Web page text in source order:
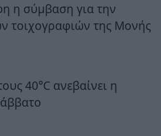
η σύμβαση για την
τοιχογραφιών της Μονής
40°C ανεβαίνει η